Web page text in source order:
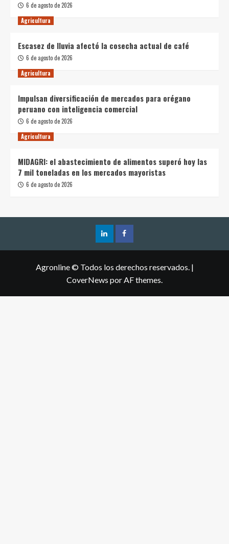
6 de agosto de 2026
Agricultura
Escasez de lluvia afectó la cosecha actual de café
6 de agosto de 2026
Agricultura
Impulsan diversificación de mercados para orégano
peruano con inteligencia comercial
6 de agosto de 2026
Agricultura
MIDAGRI: el abastecimiento de alimentos superó hoy las
7 mil toneladas en los mercados mayoristas
6 de agosto de 2026
Agronline © Todos los derechos reservados. |
CoverNews por AF themes.